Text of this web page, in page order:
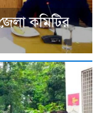
কমিটির